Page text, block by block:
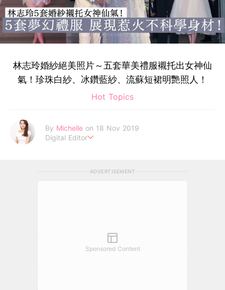
林志玲婚紗絕美照片～五套華美禮服襯托出女神仙
氣！珍珠白紗、冰鑽藍紗、流蘇短裙明艷照人！
Hot Topics
By Michelle on 18 Nov 2019
Digital Editor
ADVERTISEMENT
Sponsored Content